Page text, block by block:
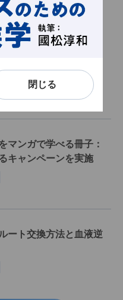
閉じる
閉じる
ク
マンガで学べる冊子：
キャンペーンを実施
ート交換方法と血液逆